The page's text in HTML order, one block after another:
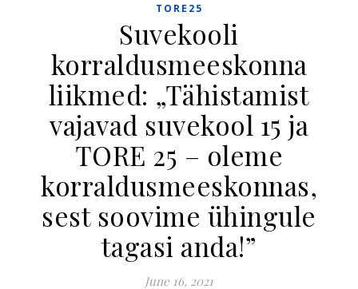
TORE25
Suvekooli
korraldusmeeskonna
liikmed: „Tähistamist
vajavad suvekool 15 ja
TORE 25 – oleme
korraldusmeeskonnas,
sest soovime ühingule
tagasi anda!”
June 16, 2021